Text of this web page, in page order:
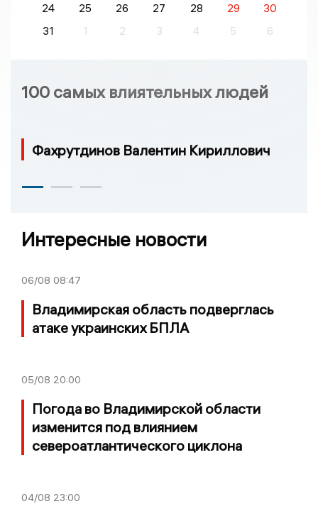
24
25 26 27 28 29
30
31
1 2 3 4 5 6
100 самых влиятельных людей
Фахрутдинов Валентин Кириллович
Интересные новости
06/08 08:47
Владимирская область подверглась
атаке украинских БПЛА
05/08 20:00
Погода во Владимирской области
изменится под влиянием
североатлантического циклона
04/08 23:00